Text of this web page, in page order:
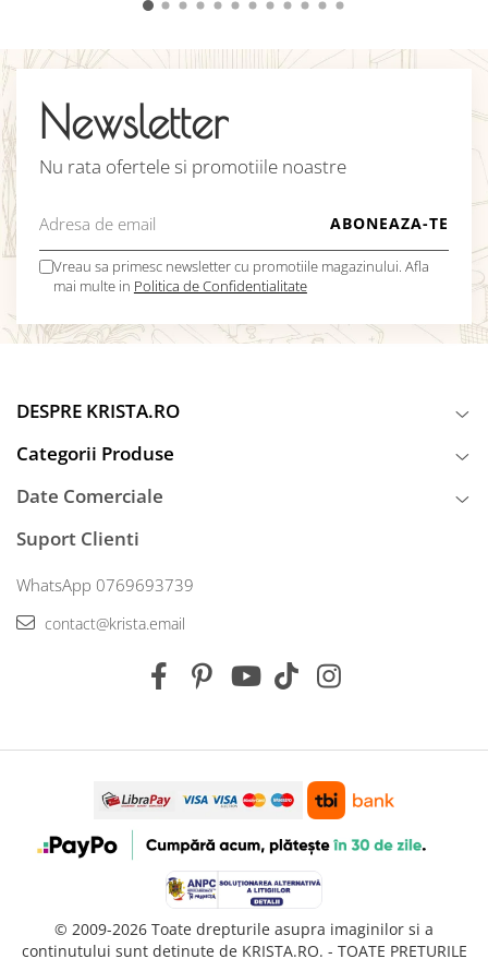
Newsletter
Nu rata ofertele si promotiile noastre
Vreau sa primesc newsletter cu promotiile magazinului. Afla
mai multe in Politica de Confidentialitate
DESPRE KRISTA.RO
Categorii Produse
Date Comerciale
Suport Clienti
WhatsApp 0769693739
contact@krista.email
© 2009-2026 Toate drepturile asupra imaginilor si a
continutului sunt detinute de KRISTA.RO. - TOATE PRETURILE